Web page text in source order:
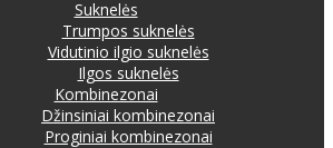
Suknelės
Trumpos suknelės
Vidutinio ilgio suknelės
Ilgos suknelės
Kombinezonai
Džinsiniai kombinezonai
Proginiai kombinezonai